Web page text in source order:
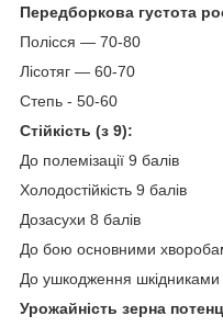
Передборкова густота
Полісся — 70-80
Лісотяг — 60-70
Степь - 50-60
Стійкість (з 9):
До полемізації 9 балів
Холодостійкість 9 балів
Дозасухи 8 балів
До бою основними
До ушкодження шкідниками
Урожайність зерна